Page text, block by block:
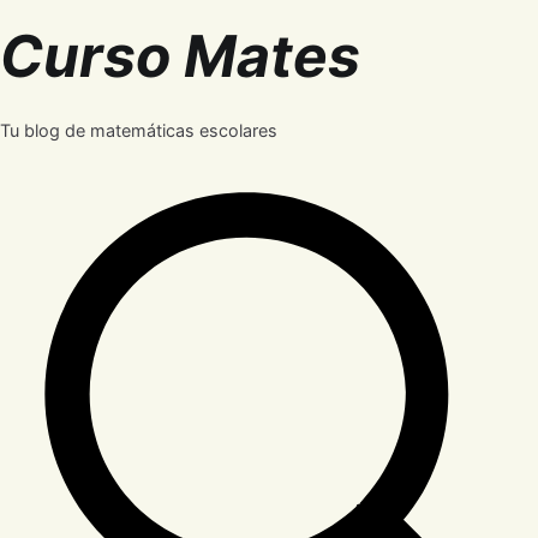
al
contenido
Curso Mates
Tu blog de matemáticas escolares